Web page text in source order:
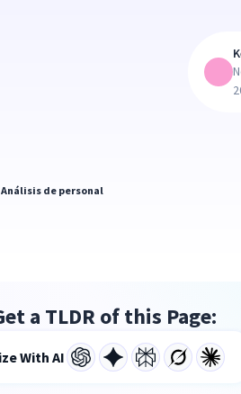
Análisis de personal
a TLDR of this Page:
With AI